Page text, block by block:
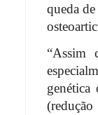
queda
“Assim